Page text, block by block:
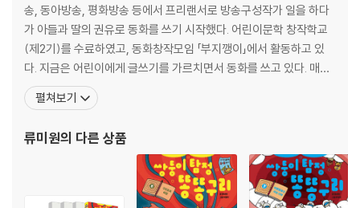
송, 동아방송, 평화방송 등에서 프리랜서로 방송구성작가 일을 하다
가 아들과 딸의 권유로 동화를 쓰기 시작했다. 어린이문학 창작학교
(제2기)를 수료하였고, 동화창작모임 「부지깽이」에서 활동하고 있
다. 지금은 어린이에게 글쓰기를 가르치면서 동화를 쓰고 있다. 매년
봄마다 공원에서 아이들과 함께 씽씽맨처럼 신나게 뛰어놀면서 새로
운 게임을 만들어 왔다. 지은 책으로 『숫자인간, 메먼들이 사는 나라』,
지』, 『우리 옆집에 사는 마귀할멈』, 『오렌지별에서
펼쳐보기
류미원의 다른 상품